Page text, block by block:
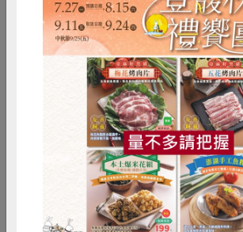
4. 生長
青花椰苗在溫、溼度控制的生長室裡持
開始照燈綠化，進入第六天，芽苗長到
準備送到包裝區。 RPET 食譜
雞蛋 食安 共同購買